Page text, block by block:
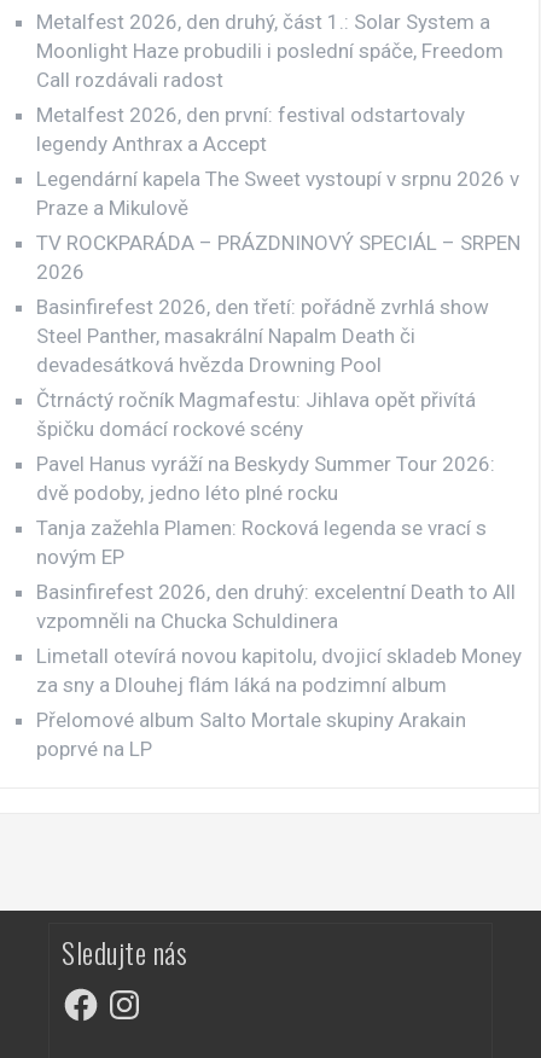
Metalfest 2026, den druhý, část 1.: Solar System a
Moonlight Haze probudili i poslední spáče, Freedom
Call rozdávali radost
Metalfest 2026, den první: festival odstartovaly
legendy Anthrax a Accept
Legendární kapela The Sweet vystoupí v srpnu 2026 v
Praze a Mikulově
TV ROCKPARÁDA – PRÁZDNINOVÝ SPECIÁL – SRPEN
2026
Basinfirefest 2026, den třetí: pořádně zvrhlá show
Steel Panther, masakrální Napalm Death či
devadesátková hvězda Drowning Pool
Čtrnáctý ročník Magmafestu: Jihlava opět přivítá
špičku domácí rockové scény
Pavel Hanus vyráží na Beskydy Summer Tour 2026:
dvě podoby, jedno léto plné rocku
Tanja zažehla Plamen: Rocková legenda se vrací s
novým EP
Basinfirefest 2026, den druhý: excelentní Death to All
vzpomněli na Chucka Schuldinera
Limetall otevírá novou kapitolu, dvojicí skladeb Money
za sny a Dlouhej flám láká na podzimní album
Přelomové album Salto Mortale skupiny Arakain
poprvé na LP
Sledujte nás
FacebookInstagram